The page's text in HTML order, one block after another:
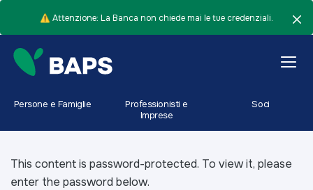
⚠️ Attenzione: La Banca non chiede mai le tue credenziali.
Persone e Famiglie
Professionisti e
Imprese
Soci
This content is password-protected. To view it, please
enter the password below.